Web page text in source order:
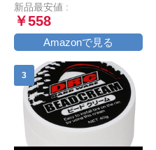
新品最安値 :
￥558
Amazonで見る